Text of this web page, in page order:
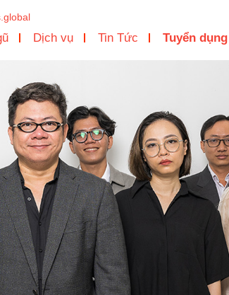
Dịch vụ Tin Tức Tuyển dụng